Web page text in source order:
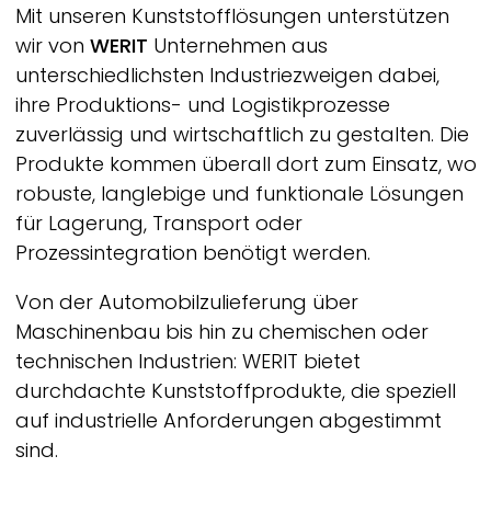
Mit unseren Kunststofflösungen unterstützen
wir von WERIT Unternehmen aus
unterschiedlichsten Industriezweigen dabei,
ihre Produktions- und Logistikprozesse
zuverlässig und wirtschaftlich zu gestalten. Die
Produkte kommen überall dort zum Einsatz, wo
robuste, langlebige und funktionale Lösungen
für Lagerung, Transport oder
Prozessintegration benötigt werden.
Von der Automobilzulieferung über
Maschinenbau bis hin zu chemischen oder
technischen Industrien: WERIT bietet
durchdachte Kunststoffprodukte, die speziell
auf industrielle Anforderungen abgestimmt
sind.